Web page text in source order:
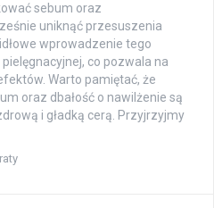
sebum oraz
uniknąć przesuszenia
wprowadzenie tego
co pozwala na
Warto pamiętać, że
oraz dbałość o nawilżenie są
i gładką cerą. Przyjrzyjmy